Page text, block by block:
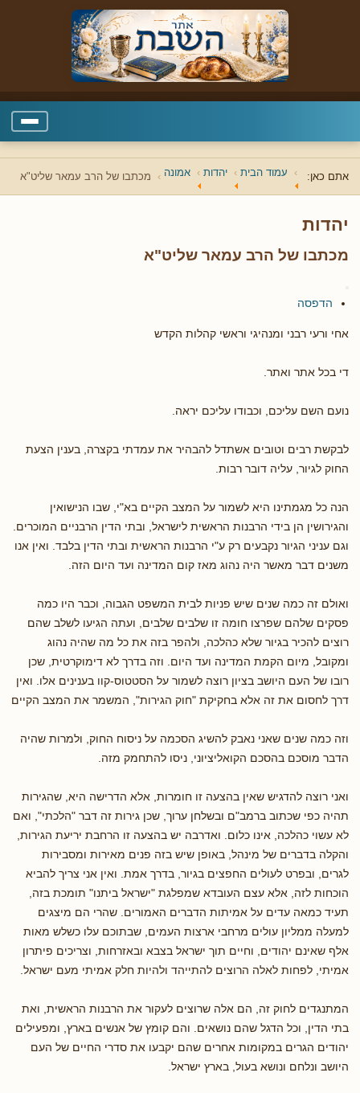
אתם כאן: עמוד הבית יהדות אמונה מכתבו של הרב עמאר שליט"א
יהדות
מכתבו של הרב עמאר שליט"א
הדפסה
אחי ורעי רבני ומנהיגי וראשי קהלות הקדש
די בכל אתר ואתר.
נועם השם עליכם, וכבודו עליכם יראה.
לבקשת רבים וטובים אשתדל להבהיר את עמדתי בקצרה, בענין הצעת
החוק לגיור, עליה דובר רבות.
הנה כל מגמתינו היא לשמור על המצב הקיים בא"י, שבו הנישואין
והגירושין הן בידי הרבנות הראשית לישראל, ובתי הדין הרבניים המוכרים.
וגם עניני הגיור נקבעים רק ע"י הרבנות הראשית ובתי הדין בלבד. ואין אנו
משנים דבר מאשר היה נהוג מאז קום המדינה ועד היום הזה.
ואולם זה כמה שנים שיש פניות לבית המשפט הגבוה, וכבר היו כמה
פסקים שלהם שפרצו חומה זו שלבים שלבים, ועתה הגיעו לשלב שהם
רוצים להכיר בגיור שלא כהלכה, ולהפר בזה את כל מה שהיה נהוג
ומקובל, מיום הקמת המדינה ועד היום. וזה בדרך לא דימוקרטית, שכן
רובו של העם היושב בציון רוצה לשמור על הסטטוס-קוו בענינים אלו. ואין
דרך לחסום את זה אלא בחקיקת "חוק הגירות", המשמר את המצב הקיים
וזה כמה שנים שאני נאבק להשיג הסכמה על ניסוח החוק, ולמרות שהיה
הדבר מוסכם בהסכם הקואליציוני, ניסו להתחמק מזה.
ואני רוצה להדגיש שאין בהצעה זו חומרות, אלא הדרישה היא, שהגירות
תהיה כפי שכתוב ברמב"ם ובשלחן ערוך, שכן גירות זה דבר "הלכתי", ואם
לא עשוי כהלכה, אינו כלום. ואדרבה יש בהצעה זו הרחבת יריעת הגירות,
והקלה בדברים של מינהל, באופן שיש בזה פנים מאירות ומסבירות
לגרים, ובפרט לעולים החפצים בגיור, בדרך אמת. ואין אני צריך להביא
הוכחות לזה, אלא עצם העובדא שמפלגת "ישראל ביתנו" תומכת בזה,
תעיד כמאה עדים על אמיתות הדברים האמורים. שהרי הם מיצגים
למעלה ממליון עולים מרחבי ארצות העמים, שבתוכם עלו כשלש מאות
אלף שאינם יהודים, וחיים תוך ישראל בצבא ובאזרחות, וצריכים פיתרון
אמיתי, לפחות לאלה הרוצים להתייהד ולהיות חלק אמיתי מעם ישראל.
המתנגדים לחוק זה, הם אלה שרוצים לעקור את הרבנות הראשית, ואת
בתי הדין, וכל הדגל שהם נושאים. והם קומץ של אנשים בארץ, ומפעילים
יהודים הגרים במקומות אחרים שהם יקבעו את סדרי החיים של העם
היושב ונלחם ונושא בעול, בארץ ישראל.